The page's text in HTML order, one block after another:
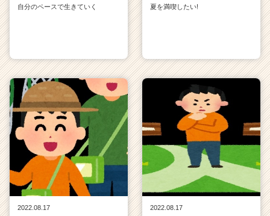
自分のペースで生きていく
夏を満喫したい!
2022.08.17
2022.08.17